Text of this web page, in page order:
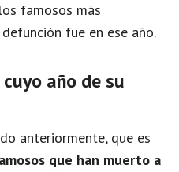
famosos más
fue en ese año.
año de su
anteriormente, que es
que han muerto a